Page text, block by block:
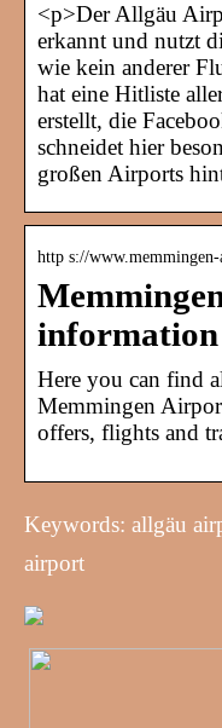
<p>Der Allgäu
erkannt und nutzt
wie kein anderer
hat eine Hitliste
erstellt, die
schneidet hier
großen Airports
http s://
information
Here you can find
Memmingen
offers, flights and
Keywords: allgäu
airport